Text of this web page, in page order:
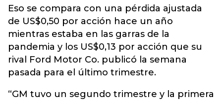
Eso se compara con una pérdida ajustada
de US$0,50 por acción hace un año
mientras estaba en las garras de la
pandemia y los US$0,13 por acción que su
rival Ford Motor Co. publicó la semana
pasada para el último trimestre.
“GM tuvo un segundo trimestre y la primera